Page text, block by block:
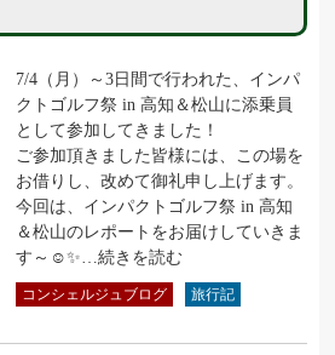
7/4（月）～3日間で行われた、インパ
クトゴルフ祭 in 高知＆松山に添乗員
として参加してきました！
ご参加頂きました皆様には、この場を
お借りし、改めて御礼申し上げます。
今回は、インパクトゴルフ祭 in 高知
＆松山のレポートをお届けしていきま
す～☺✨…続きを読む
コンシェルジュブログ 旅行記